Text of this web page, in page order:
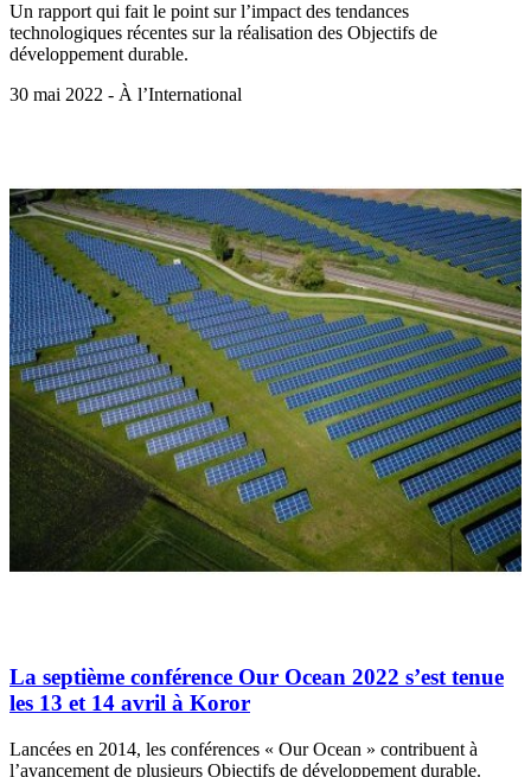
Un rapport qui fait le point sur l’impact des tendances
technologiques récentes sur la réalisation des Objectifs de
développement durable.
30 mai 2022 - À l’International
La septième conférence Our Ocean 2022 s’est tenue
les 13 et 14 avril à Koror
Lancées en 2014, les conférences « Our Ocean » contribuent à
l’avancement de plusieurs Objectifs de développement durable.